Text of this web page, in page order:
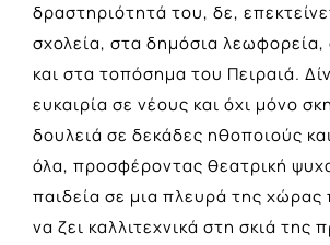
δραστηριότητά του, δε,
σχολεία, στα δημόσια λεωφορεία,
και στα τοπόσημα του Πειραιά.
ευκαιρία σε νέους και όχι μόνο
δουλειά σε δεκάδες ηθοποιούς
όλα, προσφέροντας θεατρική
παιδεία σε μια πλευρά της χώρας
να ζει καλλιτεχνικά στη σκιά της